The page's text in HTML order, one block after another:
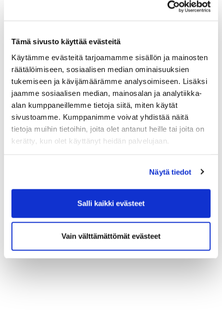
Tämä sivusto käyttää evästeitä
Käytämme evästeitä tarjoamamme sisällön ja mainosten
räätälöimiseen, sosiaalisen median ominaisuuksien
tukemiseen ja kävijämäärämme analysoimiseen. Lisäksi
jaamme sosiaalisen median, mainosalan ja analytiikka-
alan kumppaneillemme tietoja siitä, miten käytät
sivustoamme. Kumppanimme voivat yhdistää näitä
tietoja muihin tietoihin, joita olet antanut heille tai joita on
kerätty, kun olet käyttänyt heidän palvelujaan.
Näytä tiedot
Salli kaikki evästeet
Vain välttämättömät evästeet